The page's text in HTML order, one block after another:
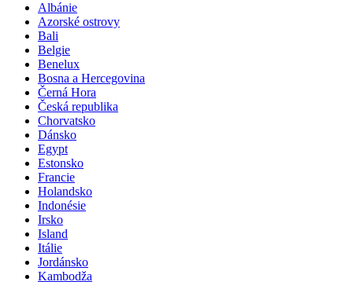
Albánie
Azorské ostrovy
Bali
Belgie
Benelux
Bosna a Hercegovina
Černá Hora
Česká republika
Chorvatsko
Dánsko
Egypt
Estonsko
Francie
Holandsko
Indonésie
Irsko
Island
Itálie
Jordánsko
Kambodža